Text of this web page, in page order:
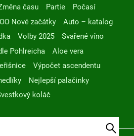
času Partie
Počasí
Nové začátky
Auto – katalog
Volby 2025
Svařené víno
Pohlreicha
Aloe vera
Výpočet ascendentu
Nejlepší palačinky
koláč